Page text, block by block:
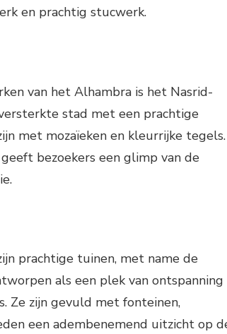
en prachtig stucwerk.
van het Alhambra is het Nasrid-
stad met een prachtige
met mozaïeken en kleurrijke tegels.
bezoekers een glimp van de
prachtige tuinen, met name de
als een plek van ontspanning
Ze zijn gevuld met fonteinen,
een adembenemend uitzicht op